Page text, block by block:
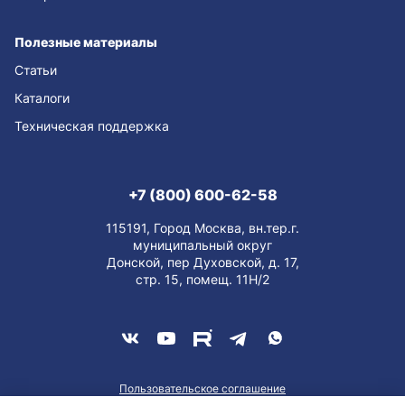
Полезные материалы
Статьи
Каталоги
Техническая поддержка
+7 (800) 600-62-58
115191, Город Москва, вн.тер.г.
муниципальный округ
Донской, пер Духовской, д. 17,
стр. 15, помещ. 11Н/2
Пользовательское соглашение